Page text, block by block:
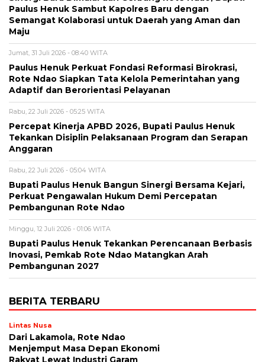
Paulus Henuk Sambut Kapolres Baru dengan
Semangat Kolaborasi untuk Daerah yang Aman dan
Maju
Jumat, 31 Juli 2026 - 08:40 WITA
Paulus Henuk Perkuat Fondasi Reformasi Birokrasi,
Rote Ndao Siapkan Tata Kelola Pemerintahan yang
Adaptif dan Berorientasi Pelayanan
Rabu, 22 Juli 2026 - 05:25 WITA
Percepat Kinerja APBD 2026, Bupati Paulus Henuk
Tekankan Disiplin Pelaksanaan Program dan Serapan
Anggaran
Rabu, 22 Juli 2026 - 05:04 WITA
Bupati Paulus Henuk Bangun Sinergi Bersama Kejari,
Perkuat Pengawalan Hukum Demi Percepatan
Pembangunan Rote Ndao
Minggu, 12 Juli 2026 - 01:06 WITA
Bupati Paulus Henuk Tekankan Perencanaan Berbasis
Inovasi, Pemkab Rote Ndao Matangkan Arah
Pembangunan 2027
BERITA TERBARU
Lintas Nusa
Dari Lakamola, Rote Ndao
Menjemput Masa Depan Ekonomi
Rakyat Lewat Industri Garam